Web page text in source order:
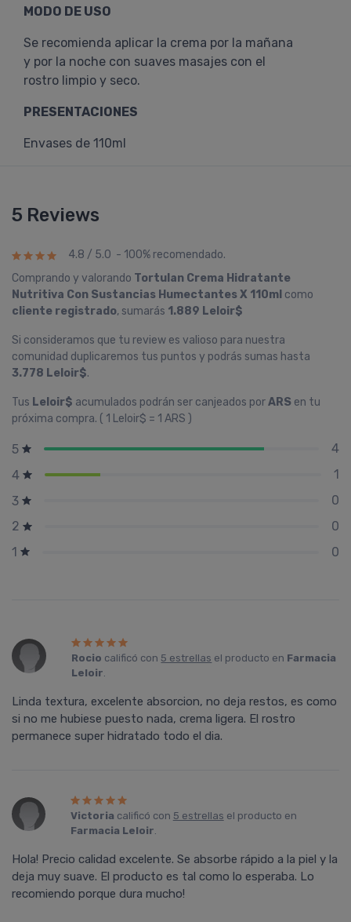
MODO DE USO
Se recomienda aplicar la crema por la mañana
y por la noche con suaves masajes con el
rostro limpio y seco.
PRESENTACIONES
Envases de 110ml
5 Reviews
4.8 / 5.0 - 100% recomendado.
Comprando y valorando Tortulan Crema Hidratante
Nutritiva Con Sustancias Humectantes X 110ml como
cliente registrado, sumarás 1.889 Leloir$
Si consideramos que tu review es valioso para nuestra
comunidad duplicaremos tus puntos y podrás sumas hasta
3.778 Leloir$.
Tus Leloir$ acumulados podrán ser canjeados porARS en tu
próxima compra. ( 1 Leloir$ = 1 ARS )
5
4
4
1
3
0
2
0
1
0
Rocio calificó con 5 estrellas el producto en Farmacia
Leloir.
Linda textura, excelente absorcion, no deja restos, es como
si no me hubiese puesto nada, crema ligera. El rostro
permanece super hidratado todo el dia.
Victoria calificó con 5 estrellas el producto en
Farmacia Leloir.
Hola! Precio calidad excelente. Se absorbe rápido a la piel y la
deja muy suave. El producto es tal como lo esperaba. Lo
recomiendo porque dura mucho!